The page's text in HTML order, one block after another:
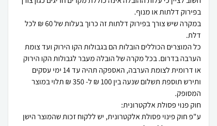
במקרה שיש צורך בפירוק דלתות זה כרוך בעלות של 60 ₪ לכל
כל המוצרים הכוללים הובלות הם בגבולות הקו הירוק ועד צומת
הערבה בדרום. בכל מקרה של הובלה מעבר לגבולות הקו הירוק
או דרומית לצומת הערבה, האספקה תהיה עד 14 ימי עסקים
ותירש תוספת תשלום שנעה בין 100 ₪ ל- 350 ₪ תלוי במוצר
ע"פ חוק פינוי פסולת אלקטרונית, יש ללקוח זכות שהמוצר הישן